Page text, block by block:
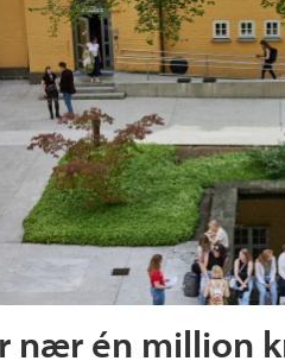
nær én million